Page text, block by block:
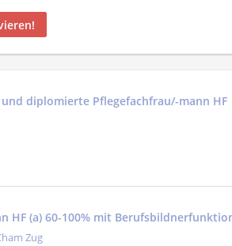
und diplomierte Pflegefachfrau/-mann HF
HF (a) 60-100% mit
Zug